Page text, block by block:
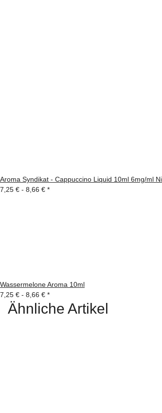
Aroma Syndikat - Cappuccino Liquid 10ml 6mg/ml
7,25 € - 8,66 € *
Wassermelone Aroma 10ml
7,25 € - 8,66 € *
Ähnliche Artikel